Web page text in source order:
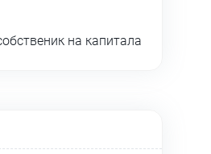
на капитала